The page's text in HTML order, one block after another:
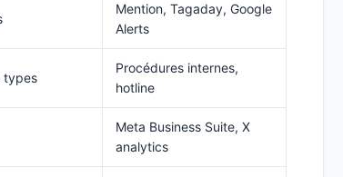
Mention, Tagaday, Google
Alerts
types
Procédures internes,
hotline
Meta Business Suite, X
analytics